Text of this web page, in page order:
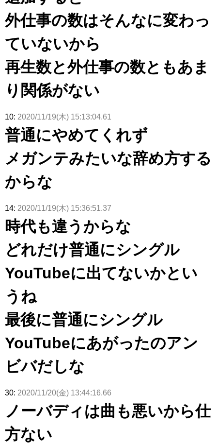
スタジオ出
【激レアさ
んを連れて
きた。】
外仕事の数はそんなに変わっ
ていないから
再生数と外仕事の数ともあま
り関係がない
10: 2020/11/19(木) 15:13:04.61
普通にやめてくれず
メガンテみたいな辞め方する
からな
14: 2020/11/19(木) 15:36:51.37
時代も違うからな
どれだけ普通にシングル
YouTubeに出てないかとい
うね
最後に普通にシングル
YouTubeにあがったのアン
ビバだしな
30: 2020/11/20(金) 13:44:16.66
ノーバディは曲も悪いから仕
方ない